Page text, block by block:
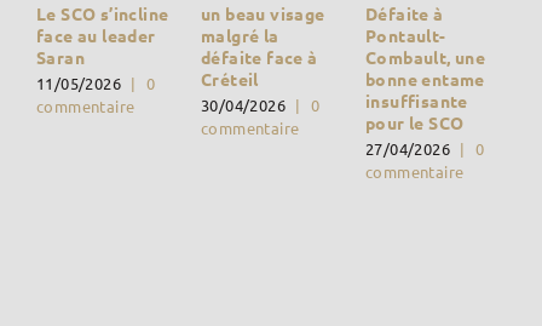
Le SCO s’incline
face au leader
Saran
11/05/2026 |
0
commentaire
un beau visage
malgré la
défaite face à
Créteil
30/04/2026 |
0
commentaire
Défaite à
Pontault-
Combault, une
bonne entame
insuffisante
pour le SCO
27/04/2026 |
0
commentaire